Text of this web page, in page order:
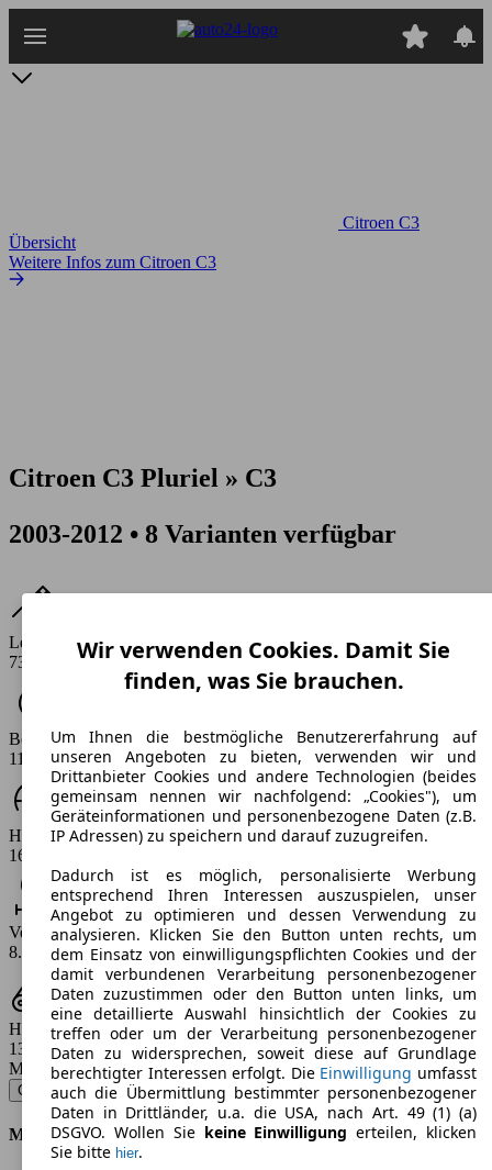
Hauptinhalt
Citroen C3
Übersicht
Weitere Infos zum Citroen C3
Citroen C3 Pluriel » C3
2003-2012 • 8 Varianten verfügbar
Leistung
73 - 109 PS
Beschleunigung (0-100 km/h)
11.6 - 13.9 s
Höchstgeschwindigkeit (km/h)
164 - 188 km/h
Verbrauch
8.3 - 9.1 l/100km
Hubraum
1360 - 1587 ccm
Modellbezeichnung :
C3 Pluriel 1.4 Charleston - 54 KW (73 PS) (2009/03 - 2012/10)▼
Motor & Leistung
Wir verwenden Cookies. Damit Sie
finden, was Sie brauchen.
Um Ihnen die bestmögliche Benutzererfahrung auf
unseren Angeboten zu bieten, verwenden wir und
Drittanbieter Cookies und andere Technologien (beides
gemeinsam nennen wir nachfolgend: „Cookies"), um
Geräteinformationen und personenbezogene Daten (z.B.
IP Adressen) zu speichern und darauf zuzugreifen.
Dadurch ist es möglich, personalisierte Werbung
entsprechend Ihren Interessen auszuspielen, unser
Angebot zu optimieren und dessen Verwendung zu
analysieren. Klicken Sie den Button unten rechts, um
dem Einsatz von einwilligungspflichten Cookies und der
damit verbundenen Verarbeitung personenbezogener
Daten zuzustimmen oder den Button unten links, um
eine detaillierte Auswahl hinsichtlich der Cookies zu
treffen oder um der Verarbeitung personenbezogener
Daten zu widersprechen, soweit diese auf Grundlage
berechtigter Interessen erfolgt. Die Einwilligung umfasst
auch die Übermittlung bestimmter personenbezogener
Daten in Drittländer, u.a. die USA, nach Art. 49 (1) (a)
DSGVO. Wollen Sie keine Einwilligung erteilen, klicken
Sie bitte hier.